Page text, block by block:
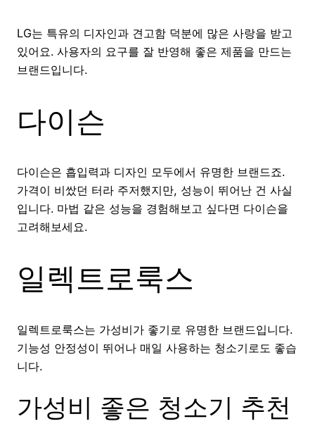
LG는 특유의 디자인과 견고함 덕분에 많은 사랑을 받고
있어요. 사용자의 요구를 잘 반영해 좋은 제품을 만드는
브랜드입니다.
다이슨
다이슨은 흡입력과 디자인 모두에서 유명한 브랜드죠.
가격이 비쌌던 터라 주저했지만, 성능이 뛰어난 건 사실
입니다. 마법 같은 성능을 경험해보고 싶다면 다이슨을
고려해보세요.
일렉트로룩스
일렉트로룩스는 가성비가 좋기로 유명한 브랜드입니다.
기능성 안정성이 뛰어나 매일 사용하는 청소기로도 좋습
니다.
가성비 좋은 청소기 추천